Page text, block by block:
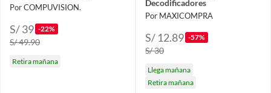
Por COMPUVISION.
S/ 39 -22%
S/ 49.90
Retira mañana
Decodificadores
Por MAXICOMPRA
S/ 12.89 -57%
S/ 30
Llega mañana
Retira mañana